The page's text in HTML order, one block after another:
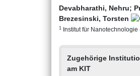
Devabharathi, Nehru;
Brezesinski, Torsten
1 Institut für
Zugehörige
am KIT